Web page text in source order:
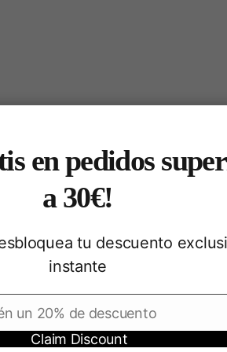
Envíos Gratis a partir de 30€
en pedidos
a 30€!
tu descuento
instante